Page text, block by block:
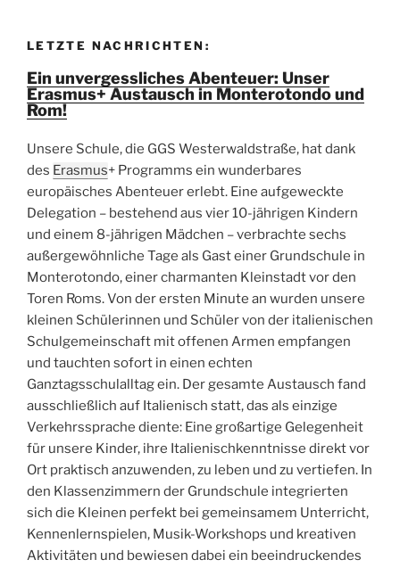
LETZTE NACHRICHTEN:
Ein unvergessliches Abenteuer: Unser
Erasmus+ Austausch in Monterotondo und
Rom!
Unsere Schule, die GGS Westerwaldstraße, hat dank
des Erasmus+ Programms ein wunderbares
europäisches Abenteuer erlebt. Eine aufgeweckte
Delegation – bestehend aus vier 10-jährigen Kindern
und einem 8-jährigen Mädchen – verbrachte sechs
außergewöhnliche Tage als Gast einer Grundschule in
Monterotondo, einer charmanten Kleinstadt vor den
Toren Roms. Von der ersten Minute an wurden unsere
kleinen Schülerinnen und Schüler von der italienischen
Schulgemeinschaft mit offenen Armen empfangen
und tauchten sofort in einen echten
Ganztagsschulalltag ein. Der gesamte Austausch fand
ausschließlich auf Italienisch statt, das als einzige
Verkehrssprache diente: Eine großartige Gelegenheit
für unsere Kinder, ihre Italienischkenntnisse direkt vor
Ort praktisch anzuwenden, zu leben und zu vertiefen. In
den Klassenzimmern der Grundschule integrierten
sich die Kleinen perfekt bei gemeinsamem Unterricht,
Kennenlernspielen, Musik-Workshops und kreativen
Aktivitäten und bewiesen dabei ein beeindruckendes